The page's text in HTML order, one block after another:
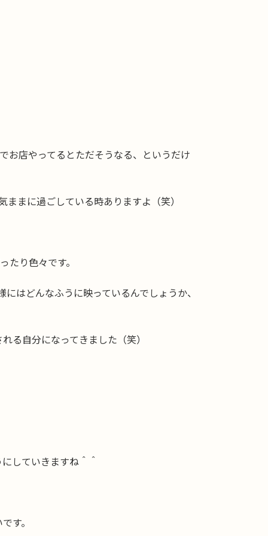
お店やってるとただそうなる、というだけ
まに過ごしている時ありますよ（笑）
たり色々です。
はどんなふうに映っているんでしょうか、
る自分になってきました（笑）
していきますね＾＾
す。